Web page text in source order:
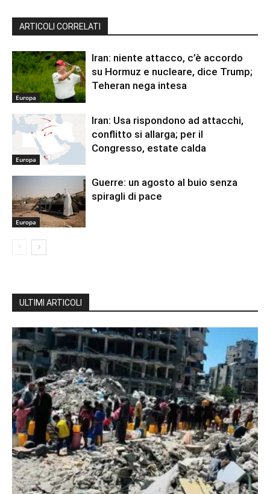
ARTICOLI CORRELATI
Europa
Iran: niente attacco, c’è accordo
su Hormuz e nucleare, dice Trump;
Teheran nega intesa
Europa
Iran: Usa rispondono ad attacchi,
conflitto si allarga; per il
Congresso, estate calda
Europa
Guerre: un agosto al buio senza
spiragli di pace
ULTIMI ARTICOLI